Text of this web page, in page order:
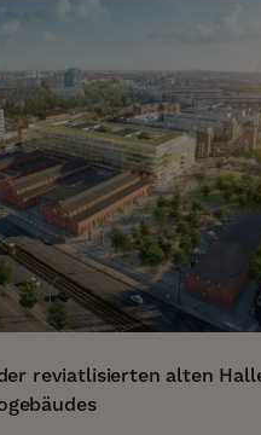
reviatlisierten alten